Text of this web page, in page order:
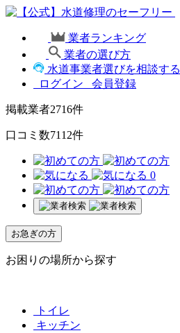
業者ランキング
業者の選び方
水道事業者選びを相談する
ログイン
会員登録
掲載業者2716件
口コミ数7112件
0
お急ぎの方
お困りの場所から探す
トイレ
キッチン